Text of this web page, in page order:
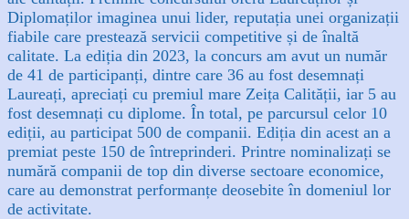
Diplomaților imaginea unui lider, reputația unei organizații
fiabile care prestează servicii competitive și de înaltă
calitate. La ediția din 2023, la concurs am avut un număr
de 41 de participanți, dintre care 36 au fost desemnați
Laureați, apreciați cu premiul mare Zeița Calității, iar 5 au
fost desemnați cu diplome. În total, pe parcursul celor 10
ediții, au participat 500 de companii. Ediția din acest an a
premiat peste 150 de întreprinderi. Printre nominalizați se
numără companii de top din diverse sectoare economice,
care au demonstrat performanțe deosebite în domeniul lor
de activitate.